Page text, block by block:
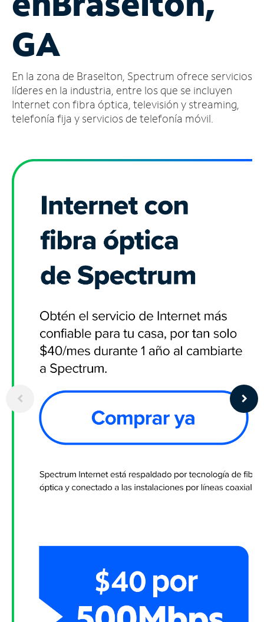
cuenta
Encuentra
tienda
GA
En la zona de Braselton, Spectrum ofrece servicios
líderes en la industria, entre los que se incluyen
Internet con fibra óptica, televisión y streaming,
telefonía fija y servicios de telefonía móvil.